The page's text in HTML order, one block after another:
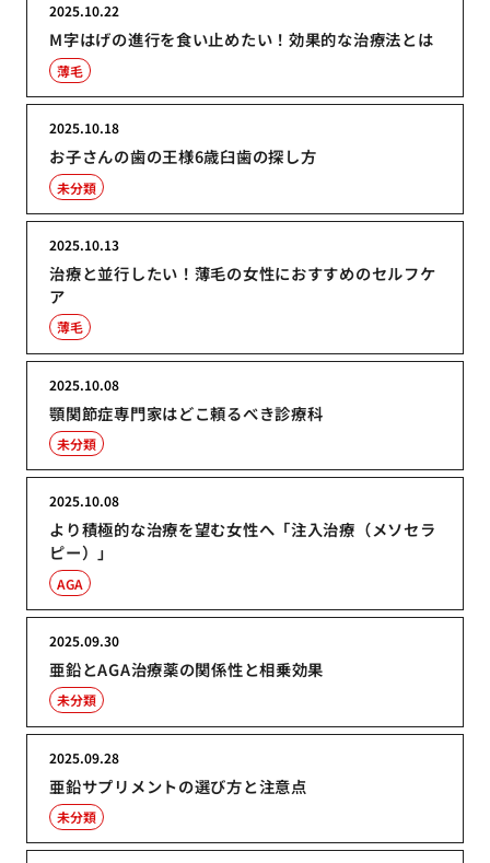
M字はげの進行を食い止めたい！効果的な治療法とは
2025.10.22
薄毛
お子さんの歯の王様6歳臼歯の探し方
2025.10.18
未分類
治療と並行したい！薄毛の女性におすすめのセルフケ
ア
2025.10.13
薄毛
顎関節症専門家はどこ頼るべき診療科
2025.10.08
未分類
より積極的な治療を望む女性へ「注入治療（メソセラ
ピー）」
2025.10.08
AGA
亜鉛とAGA治療薬の関係性と相乗効果
2025.09.30
未分類
亜鉛サプリメントの選び方と注意点
2025.09.28
未分類